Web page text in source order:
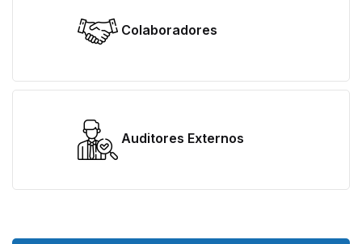
Colaboradores
Auditores Externos